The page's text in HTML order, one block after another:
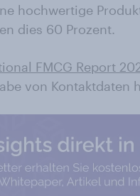
hochwertige
dies 60 Prozent.
FMCG Report
von Kontaktdaten